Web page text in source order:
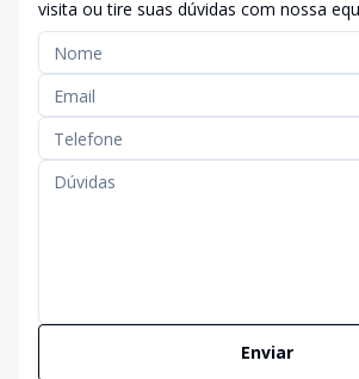
visita ou tire suas dúvidas com nossa
Enviar